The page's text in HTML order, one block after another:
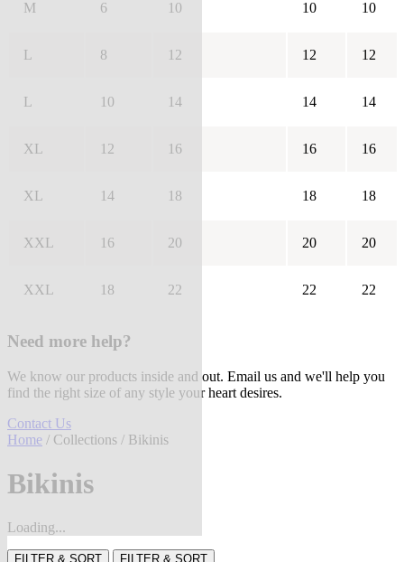
M 6 10 10 10
L 8 12 12 12
L 10 14 14 14
XL 12 16 16 16
XL 14 18 18 18
XXL 16 20 20 20
XXL 18 22 22 22
Need more help?
We know our products inside and out. Email us and we'll help you
find the right size of any style your heart desires.
Contact Us
Home / Collections / Bikinis
Bikinis
Loading...
FILTER & SORT FILTER & SORT